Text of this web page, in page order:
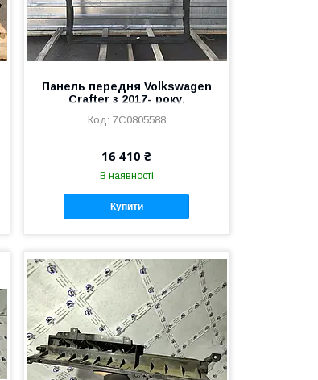
Панель передня Volkswagen
Crafter з 2017- року,
7C0805588
16 410 ₴
В наявності
Купити